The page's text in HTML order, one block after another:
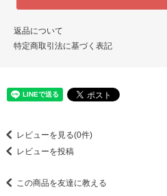
返品について
特定商取引法に基づく表記
レビューを見る(0件)
レビューを投稿
この商品を友達に教える